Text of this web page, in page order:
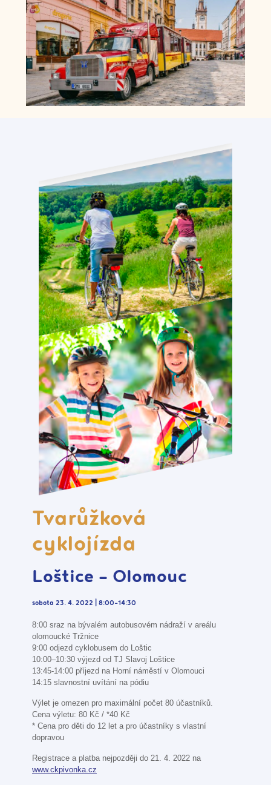
Tvarůžková
cyklojízda
Loštice - Olomouc
sobota 23. 4. 2022 | 8:00–14:30
8:00 sraz na bývalém autobusovém nádraží v areálu
olomoucké Tržnice
9:00 odjezd cyklobusem do Loštic
10:00–10:30 výjezd od TJ Slavoj Loštice
13:45-14:00 příjezd na Horní náměstí v Olomouci
14:15 slavnostní uvítání na pódiu
Výlet je omezen pro maximální počet 80 účastníků.
Cena výletu: 80 Kč / *40 Kč
* Cena pro děti do 12 let a pro účastníky s vlastní
dopravou
Registrace a platba nejpozději do 21. 4. 2022 na
www.ckpivonka.cz